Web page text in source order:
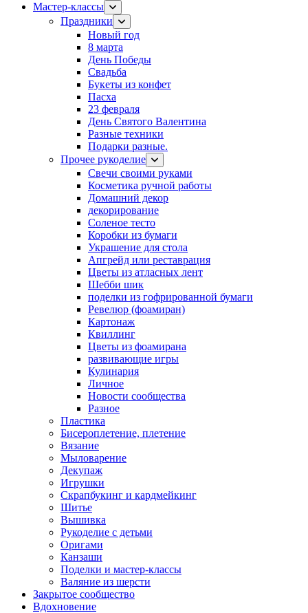
Мастер-классы
Праздники
Новый год
8 марта
День Победы
Свадьба
Букеты из конфет
Пасха
23 февраля
День Святого Валентина
Разные техники
Подарки разные.
Прочее рукоделие
Свечи своими руками
Косметика ручной работы
Домашний декор
декорирование
Соленое тесто
Коробки из бумаги
Украшение для стола
Апгрейд или реставрация
Цветы из атласных лент
Шебби шик
поделки из гофрированной бумаги
Ревелюр (фоамиран)
Картонаж
Квиллинг
Цветы из фоамирана
развивающие игры
Кулинария
Личное
Новости сообщества
Разное
Пластика
Бисероплетение, плетение
Вязание
Мыловарение
Декупаж
Игрушки
Скрапбукинг и кардмейкинг
Шитье
Вышивка
Рукоделие с детьми
Оригами
Канзаши
Поделки и мастер-классы
Валяние из шерсти
Закрытое сообщество
Вдохновение